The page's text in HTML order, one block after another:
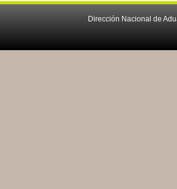
Dirección Nacional de